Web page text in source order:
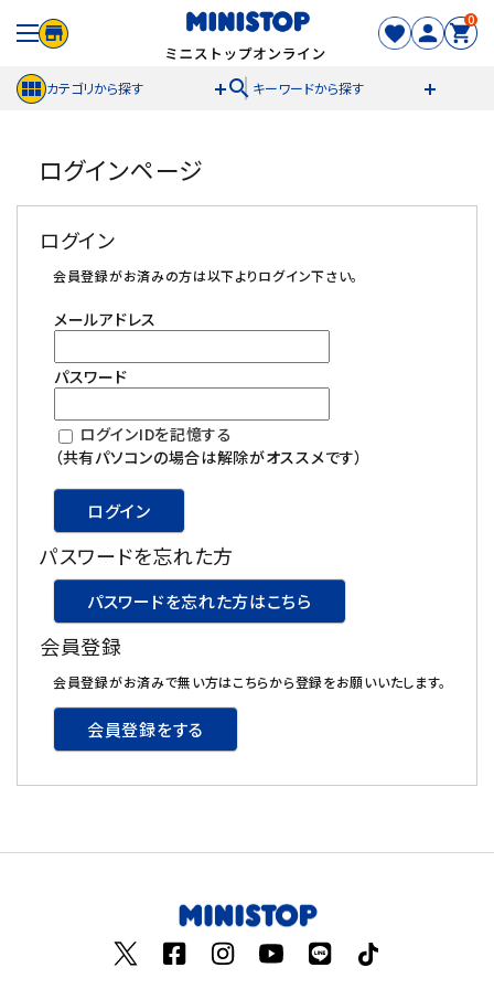
0
カテゴリから探す search キーワードから探す
meeting_room ログイン person 新規登録
セール商品
カテゴリから探す
冷凍食品
スイーツ
お菓子
酒類
日用品
ギフト
ログインページ
ログイン
会員登録がお済みの方は以下よりログイン下さい。
メールアドレス
パスワード
ログインIDを記憶する
（共有パソコンの場合は解除がオススメです）
ログイン
パスワードを忘れた方
パスワードを忘れた方はこちら
会員登録
会員登録がお済みで無い方はこちらから登録をお願いいたします。
会員登録をする